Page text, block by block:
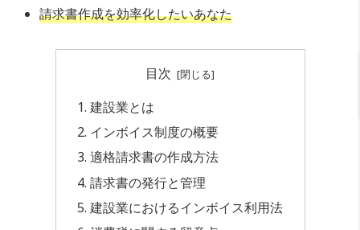
請求書作成を効率化したいあなた
目次
建設業とは
インボイス制度の概要
適格請求書の作成方法
請求書の発行と管理
建設業におけるインボイス利用法